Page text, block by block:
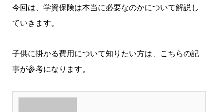
今回は、学資保険は本当に必要なのかについて解説し
ていきます。
子供に掛かる費用について知りたい方は、こちらの記
事が参考になります。